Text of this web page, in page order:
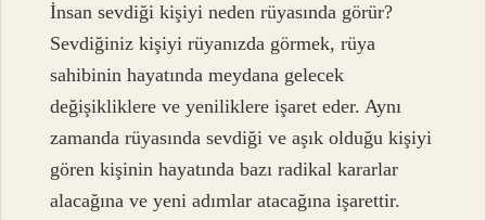
İnsan sevdiği kişiyi neden rüyasında görür?
Sevdiğiniz kişiyi rüyanızda görmek, rüya
sahibinin hayatında meydana gelecek
değişikliklere ve yeniliklere işaret eder. Aynı
zamanda rüyasında sevdiği ve aşık olduğu kişiyi
gören kişinin hayatında bazı radikal kararlar
alacağına ve yeni adımlar atacağına işarettir.